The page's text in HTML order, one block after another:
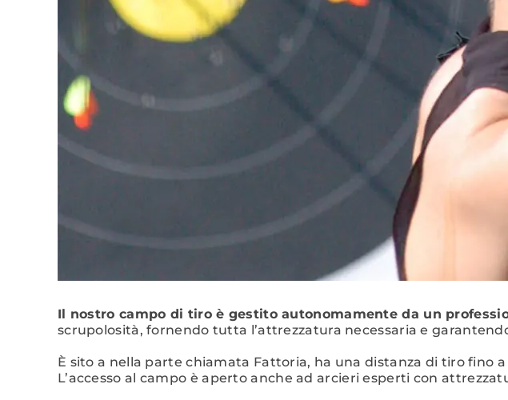
Il nostro campo di tiro è gestito autonomamente da un
scrupolosità, fornendo tutta l’attrezzatura necessaria e
È sito a nella parte chiamata Fattoria, ha una distanza di tiro fino
L’accesso al campo è aperto anche ad arcieri esperti con